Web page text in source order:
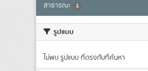
สาธารณะ 1
รูปแบบ
ไม่พบ รูปแบบ ที่ตรงกับที่ค้นหา